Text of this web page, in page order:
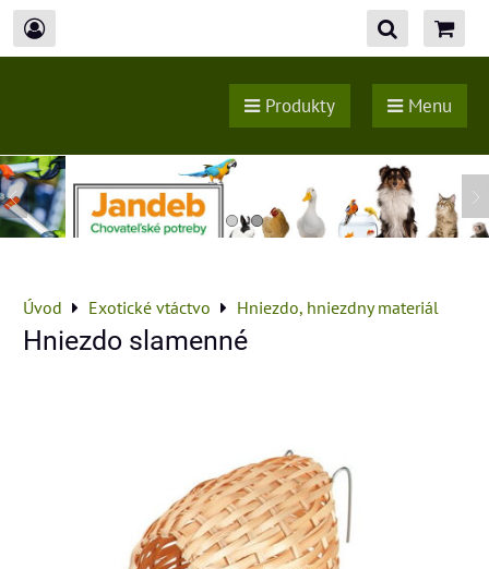
Produkty Menu
Úvod Exotické vtáctvo Hniezdo, hniezdny materiál
Hniezdo slamenné